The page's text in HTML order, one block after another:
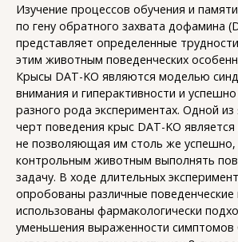
Изучение процессов обучения и
по гену обратного захвата дофамина
представляет определенные
этим животным поведенческих
Крысы DAT-KO являются моделью
внимания и гиперактивности и
разного рода экспериментах. Одной
черт поведения крыс DAT-KO является
не позволяющая им столь же успешно,
контрольным животным выполнять
задачу. В ходе длительных
опробованы различные
использованы фармакологически
уменьшения выраженности